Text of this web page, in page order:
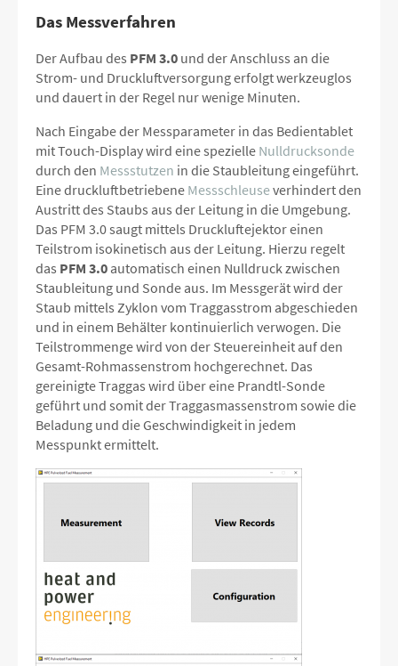
Das Messverfahren
Der Aufbau des PFM 3.0 und der Anschluss an die
Strom- und Druckluftversorgung erfolgt werkzeuglos
und dauert in der Regel nur wenige Minuten.
Nach Eingabe der Messparameter in das Bedientablet
mit Touch-Display wird eine spezielle Nulldrucksonde
durch den Messstutzen in die Staubleitung eingeführt.
Eine druckluftbetriebene Messschleuseverhindert den
Austritt des Staubs aus der Leitung in die Umgebung.
Das PFM 3.0 saugt mittels Druckluftejektor einen
Teilstrom isokinetisch aus der Leitung. Hierzu regelt
das PFM 3.0 automatisch einen Nulldruck zwischen
Staubleitung und Sonde aus. Im Messgerät wird der
Staub mittels Zyklon vom Traggasstrom abgeschieden
und in einem Behälter kontinuierlich verwogen. Die
Teilstrommenge wird von der Steuereinheit auf den
Gesamt-Rohmassenstrom hochgerechnet. Das
gereinigte Traggas wird über eine Prandtl-Sonde
geführt und somit der Traggasmassenstrom sowie die
Beladung und die Geschwindigkeit in jedem
Messpunkt ermittelt.